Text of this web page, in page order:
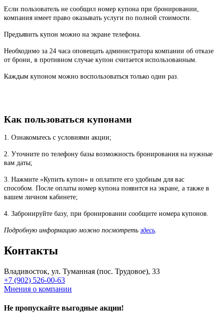
Если пользователь не сообщил номер купона при бронировании,
компания имеет право оказывать услуги по полной стоимости.
Предъявить купон можно на экране телефона.
Необходимо за 24 часа оповещать администратора компании об отказе
от брони, в противном случае купон считается использованным.
Каждым купоном можно воспользоваться только один раз.
Как пользоваться купонами
1. Ознакомьтесь с условиями акции;
2. Уточните по телефону базы возможность бронирования на нужные
вам даты;
3. Нажмите «Купить купон» и оплатите его удобным для вас
способом. После оплаты номер купона появится на экране, а также в
вашем личном кабинете;
4. Забронируйте базу, при бронировании сообщите номера купонов.
Подробную информацию можно посмотреть здесь.
Контакты
Владивосток, ул. Туманная (пос. Трудовое), 33
+7 (902) 526-00-63
Мнения о компании
Не пропускайте выгодные акции!